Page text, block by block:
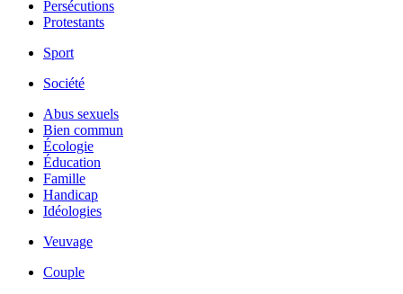
Persécutions
Protestants
Sport
Société
Abus sexuels
Bien commun
Écologie
Éducation
Famille
Handicap
Idéologies
Veuvage
Couple